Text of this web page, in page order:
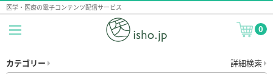
医学・医療の電子コンテンツ配信サービス
0
カテゴリー 詳細検索